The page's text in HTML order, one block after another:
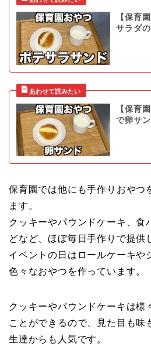
【保育
サラダ
【保育
で卵サン
保育園では他にも手作りおやつ
ます。
クッキーやパウンドケーキ、食
どなど、ほぼ毎日手作りで提供
イベントの日はロールケーキや
色々なおやつを作っています。
クッキーやパウンドケーキは様
ことができるので、見た目も味
生達からも人気です。